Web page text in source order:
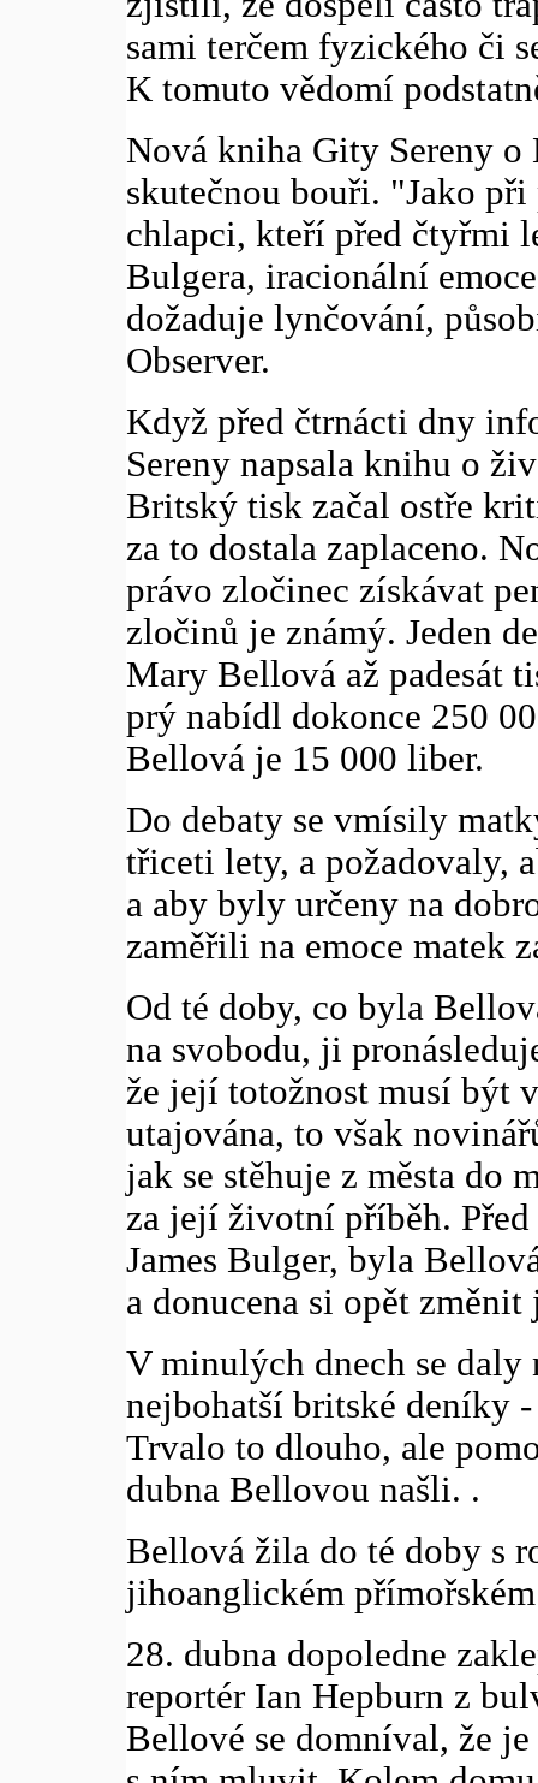
sami terčem fyzického či
K tomuto vědomí
Nová kniha Gity Sereny
skutečnou bouři. "Jako
chlapci, kteří před čtyřmi
Bulgera, iracionální
dožaduje lynčování,
Observer.
Když před čtrnácti dny
Sereny napsala knihu o
Britský tisk začal ostře
za to dostala zaplaceno.
právo zločinec získávat
zločinů je známý. Jeden
Mary Bellová až padesát
prý nabídl dokonce 250
Bellová je 15 000 liber.
Do debaty se vmísily
třiceti lety, a požadovaly,
a aby byly určeny na
zaměřili na emoce matek
Od té doby, co byla
na svobodu, ji
že její totožnost musí být
utajována, to však
jak se stěhuje z města do
za její životní příběh.
James Bulger, byla
a donucena si opět změnit
V minulých dnech se
nejbohatší britské deníky
Trvalo to dlouho, ale
dubna Bellovou našli. .
Bellová žila do té doby s
jihoanglickém
28. dubna dopoledne
reportér Ian Hepburn z
Bellové se domníval, že